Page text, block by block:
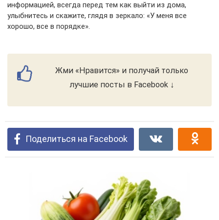
информацией, всегда перед тем как выйти из дома,
улыбнитесь и скажите, глядя в зеркало: «У меня все
хорошо, все в порядке».
Жми «Нравится» и получай только
лучшие посты в Facebook ↓
Поделиться на Facebook